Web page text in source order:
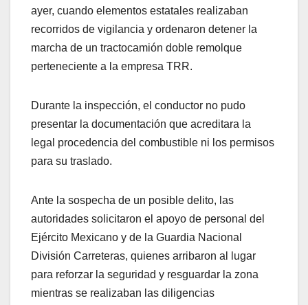
ayer, cuando elementos estatales realizaban
recorridos de vigilancia y ordenaron detener la
marcha de un tractocamión doble remolque
perteneciente a la empresa TRR.
Durante la inspección, el conductor no pudo
presentar la documentación que acreditara la
legal procedencia del combustible ni los permisos
para su traslado.
Ante la sospecha de un posible delito, las
autoridades solicitaron el apoyo de personal del
Ejército Mexicano y de la Guardia Nacional
División Carreteras, quienes arribaron al lugar
para reforzar la seguridad y resguardar la zona
mientras se realizaban las diligencias